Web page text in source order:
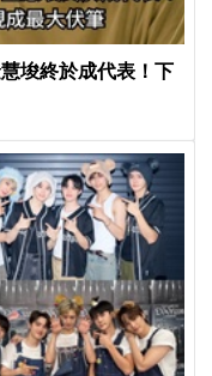
埈終於成代表！下